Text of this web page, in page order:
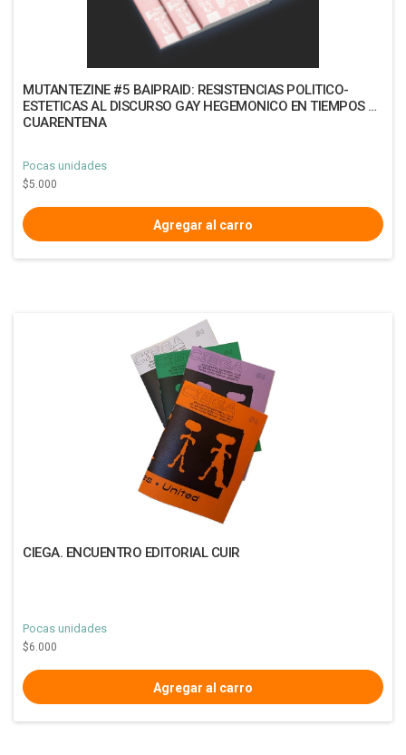
MUTANTEZINE #5 BAIPRAID: RESISTENCIAS POLITICO-
ESTETICAS AL DISCURSO GAY HEGEMONICO EN TIEMPOS DE
CUARENTENA
Pocas unidades
$5.000
CIEGA. ENCUENTRO EDITORIAL CUIR
Pocas unidades
$6.000